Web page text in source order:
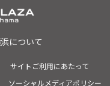
について
サイトご利用にあたって
ソーシャルメディアポリシー